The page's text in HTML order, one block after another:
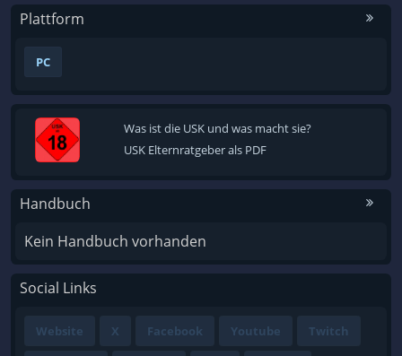
Plattform
PC
Was ist die USK und was macht sie?
USK Elternratgeber als PDF
Handbuch
Kein Handbuch vorhanden
Social Links
Website X Facebook Youtube Twitch